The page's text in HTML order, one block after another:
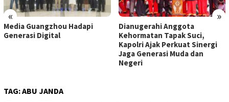
« »
Media Guangzhou Hadapi
Generasi Digital
Dianugerahi Anggota
Kehormatan Tapak Suci,
Kapolri Ajak Perkuat Sinergi
Jaga Generasi Muda dan
Negeri
TAG:ABU JANDA